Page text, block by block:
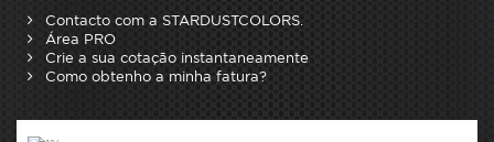
Contacto com a STARDUSTCOLORS.
Área PRO
Crie a sua cotação instantaneamente
Como obtenho a minha fatura?